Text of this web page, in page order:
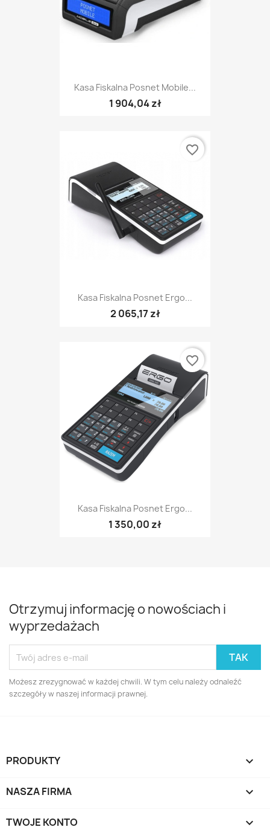
Kasa Fiskalna Posnet Mobile...
1 904,04 zł
Kasa Fiskalna Posnet Ergo...
2 065,17 zł
favorite_border
Kasa Fiskalna Posnet Ergo...
1 350,00 zł
favorite_border
Otrzymuj informację o nowościach i
wyprzedażach
Możesz zrezygnować w każdej chwili. W tym celu należy odnaleźć
szczegóły w naszej informacji prawnej.
PRODUKTY 
NASZA FIRMA 
TWOJE KONTO 